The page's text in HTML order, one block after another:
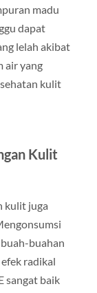
madu
dapat
lelah akibat
air yang
kulit
Kulit
kulit juga
buahan
radikal
sangat baik